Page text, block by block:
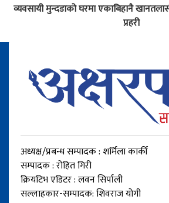
व्यवसायी मुन्दडाको घरमा एकाबिहानै
प्रहरी
अध्यक्ष/प्रबन्ध सम्पादक : शर्मिला कार्की
सम्पादक : रोहित गिरी
क्रियटिभ एडिटर : लवन सिर्पाली
सल्लाहकार-सम्पादक: शिवराज योगी